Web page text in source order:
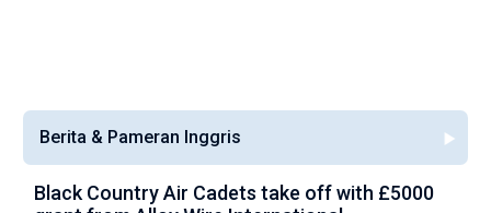
Berita & Pameran Inggris
Black Country Air Cadets take off with £5000